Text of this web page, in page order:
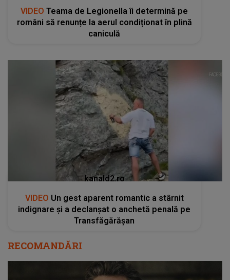
VIDEO Teama de Legionella îi determină pe
români să renunțe la aerul condiționat în plină
caniculă
kanald2.ro
VIDEO Un gest aparent romantic a stârnit
indignare și a declanșat o anchetă penală pe
Transfăgărășan
RECOMANDĂRI